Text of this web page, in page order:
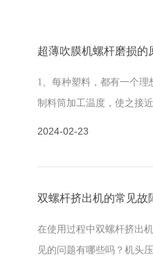
超薄吹膜机螺杆磨损的
1、每种塑料，都有一个
制料筒加工温度，使之接
2024-02-23
双螺杆挤出机的常见故
在使用过程中双螺杆挤出
见的问题有哪些吗？机头